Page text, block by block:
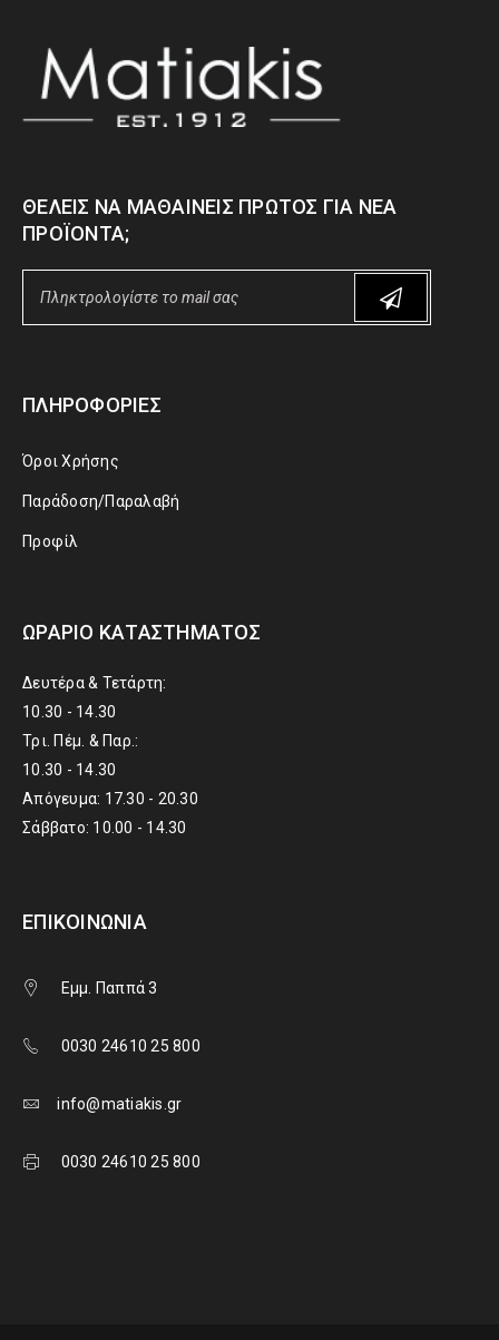
ΘΈΛΕΙΣ ΝΑ ΜΑΘΑΊΝΕΙΣ ΠΡΏΤΟΣ ΓΙΑ ΝΈΑ
ΠΡΟΪΌΝΤΑ;
ΠΛΗΡΟΦΟΡΊΕΣ
Όροι Χρήσης
Παράδοση/Παραλαβή
Προφίλ
ΩΡΆΡΙΟ ΚΑΤΑΣΤΉΜΑΤΟΣ
Δευτέρα & Τετάρτη:
10.30 - 14.30
Τρι. Πέμ. & Παρ.:
10.30 - 14.30
Απόγευμα: 17.30 - 20.30
Σάββατο: 10.00 - 14.30
ΕΠΙΚΟΙΝΩΝΊΑ
Εμμ. Παππά 3
0030 24610 25 800
info@matiakis.gr
0030 24610 25 800